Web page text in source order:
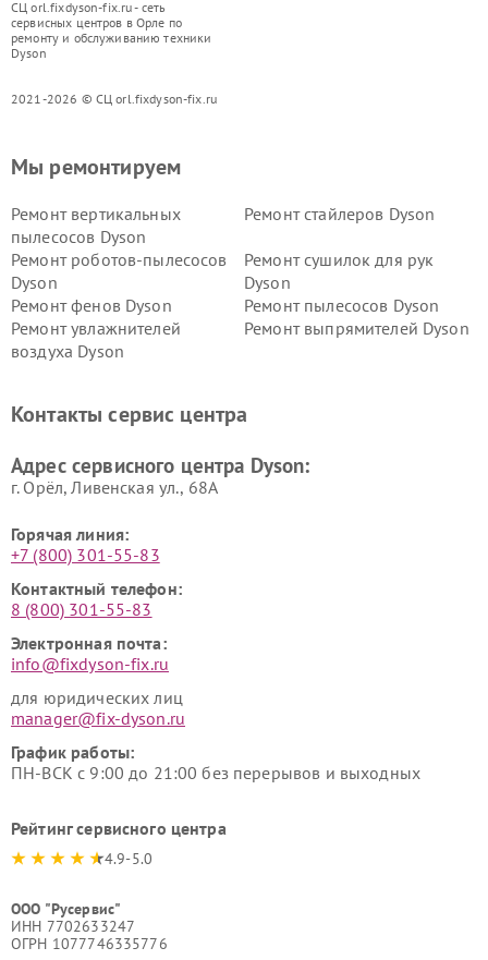
СЦ orl.fixdyson-fix.ru - сеть
сервисных центров в Орле по
ремонту и обслуживанию техники
Dyson
2021-2026 © СЦ orl.fixdyson-fix.ru
Мы ремонтируем
Ремонт вертикальных
пылесосов Dyson
Ремонт стайлеров Dyson
Ремонт роботов-пылесосов
Dyson
Ремонт сушилок для рук
Dyson
Ремонт фенов Dyson
Ремонт пылесосов Dyson
Ремонт увлажнителей
воздуха Dyson
Ремонт выпрямителей Dyson
Контакты сервис центра
Адрес сервисного центра Dyson:
г. Орёл, Ливенская ул., 68А
Горячая линия:
+7 (800) 301-55-83
Контактный телефон:
8 (800) 301-55-83
Электронная почта:
info@fixdyson-fix.ru
для юридических лиц
manager@fix-dyson.ru
График работы:
ПН-ВСК с 9:00 до 21:00 без перерывов и выходных
Рейтинг сервисного центра
4.9-5.0
ООО "Русервис"
ИНН 7702633247
ОГРН 1077746335776